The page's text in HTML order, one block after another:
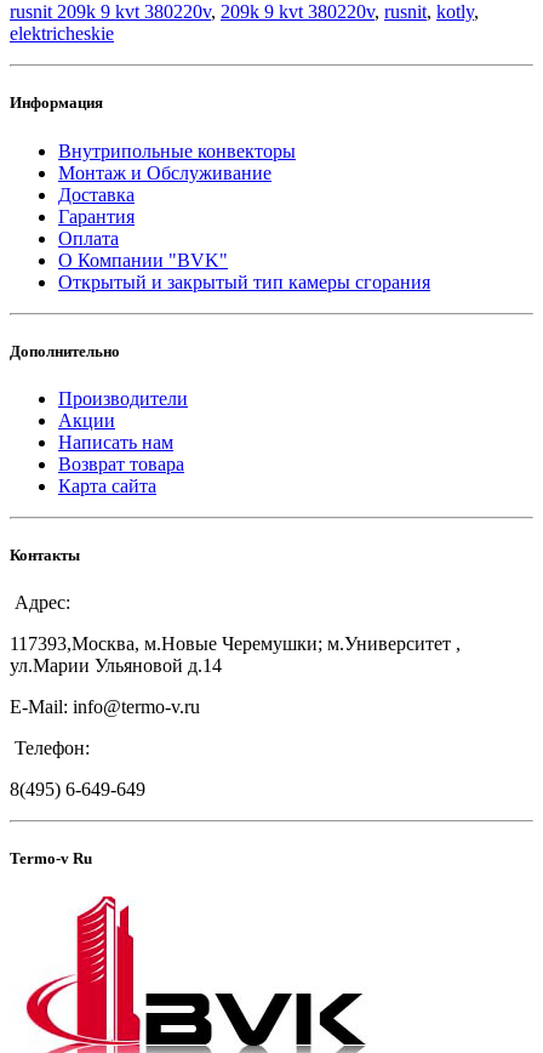
rusnit 209k 9 kvt 380220v, 209k 9 kvt 380220v, rusnit, kotly,
elektricheskie
Информация
Внутрипольные конвекторы
Монтаж и Обслуживание
Доставка
Гарантия
Оплата
О Компании "BVK"
Открытый и закрытый тип камеры сгорания
Дополнительно
Производители
Акции
Написать нам
Возврат товара
Карта сайта
Контакты
Адрес:
117393,Москва, м.Новые Черемушки; м.Университет ,
ул.Марии Ульяновой д.14
E-Mail: info@termo-v.ru
Телефон:
8(495) 6-649-649
Termo-v Ru